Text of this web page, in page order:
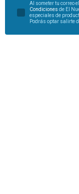
Al someter tu correo
Condiciones de El
especiales de
Podrás optar salirte